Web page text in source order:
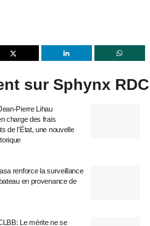
sur Sphynx RDC
Pierre Lihau
charge des frais
de l’État, une nouvelle
renforce la surveillance
en provenance de
ne se